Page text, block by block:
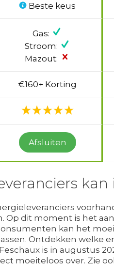
Beste keus
Gas:
Stroom:
Mazout:
€160+ Korting
Afsluiten
kan
Op dit moment is het
kan het
Ontdekken welke
is in augustus
moeiteloos over. Zie